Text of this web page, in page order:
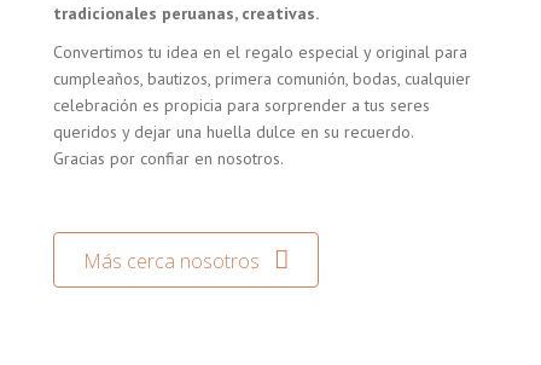
tradicionales peruanas, creativas.
Convertimos tu idea en el regalo especial y original para
cumpleaños, bautizos, primera comunión, bodas, cualquier
celebración es propicia para sorprender a tus seres
queridos y dejar una huella dulce en su recuerdo.
Gracias por confiar en nosotros.
Más cerca nosotros